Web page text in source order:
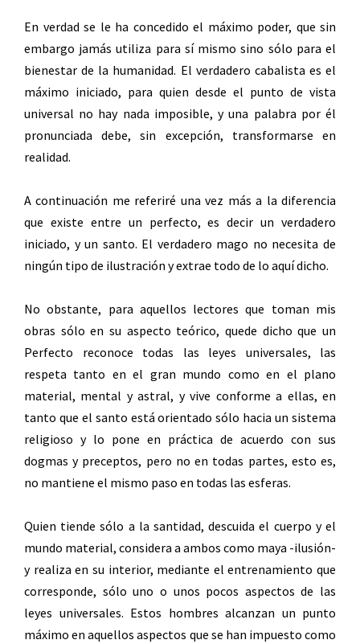
En verdad se le ha concedido el máximo poder, que sin
embargo jamás utiliza para sí mismo sino sólo para el
bienestar de la humanidad. El verdadero cabalista es el
máximo iniciado, para quien desde el punto de vista
universal no hay nada imposible, y una palabra por él
pronunciada debe, sin excepción, transformarse en
realidad.
A continuación me referiré una vez más a la diferencia
que existe entre un perfecto, es decir un verdadero
iniciado, y un santo. El verdadero mago no necesita de
ningún tipo de ilustración y extrae todo de lo aquí dicho.
No obstante, para aquellos lectores que toman mis
obras sólo en su aspecto teórico, quede dicho que un
Perfecto reconoce todas las leyes universales, las
respeta tanto en el gran mundo como en el plano
material, mental y astral, y vive conforme a ellas, en
tanto que el santo está orientado sólo hacia un sistema
religioso y lo pone en práctica de acuerdo con sus
dogmas y preceptos, pero no en todas partes, esto es,
no mantiene el mismo paso en todas las esferas.
Quien tiende sólo a la santidad, descuida el cuerpo y el
mundo material, considera a ambos como maya -ilusión-
y realiza en su interior, mediante el entrenamiento que
corresponde, sólo uno o unos pocos aspectos de las
leyes universales. Estos hombres alcanzan un punto
máximo en aquellos aspectos que se han impuesto como